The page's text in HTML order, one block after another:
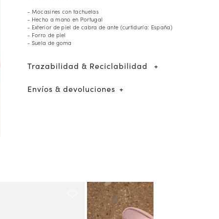
- Mocasines con tachuelas
- Hecho a mano en Portugal
- Exterior de piel de cabra de ante (curtiduría: España)
- Forro de piel
- Suela de goma
Trazabilidad & Reciclabilidad
Envíos & devoluciones